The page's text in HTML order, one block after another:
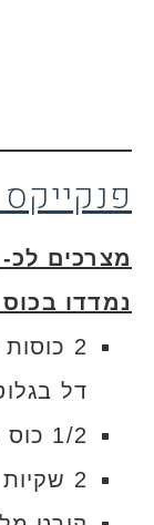
נמדדו
2
דל
1/2 כוס סוכר
2 שקיות אבקת אפייה